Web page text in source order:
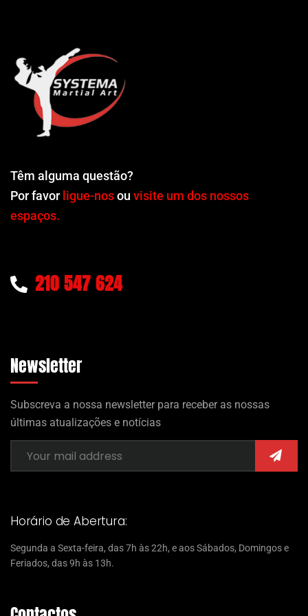
Têm alguma questão?
Por favor ligue-nosou visite um dos nossos
espaços.
210 547 624
Newsletter
Subscreva a nossa newsletter para receber as nossas
últimas atualizações e notícias
Horário de Abertura:
Segunda a Sexta-feira, das 7h às 22h, e aos Sábados, Domingos e
Feriados, das 9h às 13h.